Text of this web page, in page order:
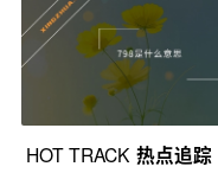
HOT TRACK 热点追踪